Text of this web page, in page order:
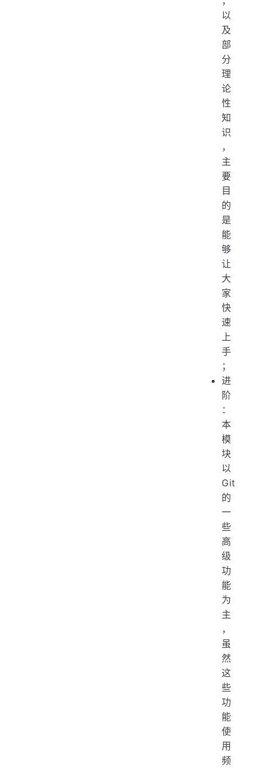
以
及
部
分
理
论
性
知
识
，
主
要
目
的
是
能
够
让
大
家
快
速
上
手
；
进
阶
：
本
模
块
以
Git
的
一
些
高
级
功
能
为
主
，
虽
然
这
些
功
能
使
用
频